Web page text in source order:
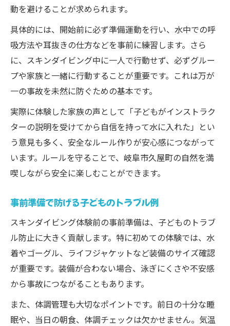
動を避けることが求められます。
具体的には、開始前に必ず準備運動を行い、水中での呼
吸方法や耳抜きの仕方などを事前に練習します。さら
に、スキンダイビング中に一人で行動せず、必ずグルー
プや家族と一緒に行動することが重要です。これは万が
一の事故を未然に防ぐための基本です。
実際に体験した家族の声として「子どもがインストラク
ターの説明を受けてから自信を持って水に入れた」とい
う意見も多く、安全なルール作りが安心感につながって
います。ルールを守ることで、岐阜市久屋町の自然を満
喫しながら安全に楽しむことができます。
事前準備で防げる子どものトラブル例
スキンダイビング体験前の事前準備は、子どものトラブ
ル防止に大きく貢献します。特に初めての体験では、水
着やゴーグル、ライフジャケットなど装備のサイズ確認
が重要です。装備が合わない場合、泳ぎにくさや不安感
から事故につながることもあります。
また、体調管理も大切なポイントです。前日の十分な睡
眠や、当日の朝食、体調チェックは欠かせません。気温